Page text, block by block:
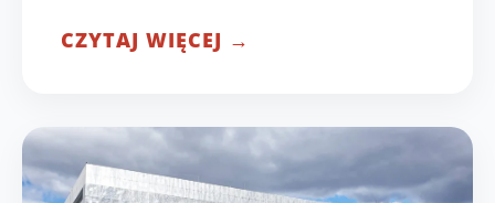
CZYTAJ WIĘCEJ →